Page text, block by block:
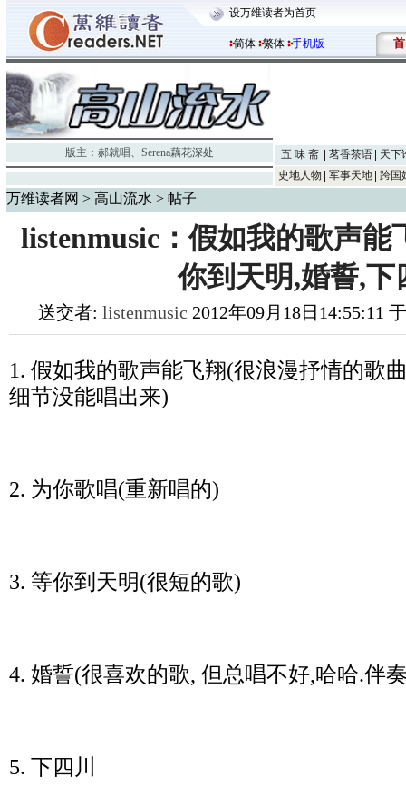
设万维读者为首页
简体 繁体 手机版 首
版主： 郝就唱、 Serena藕花深处 五 味 斋 茗香茶语
天下
史地人物
军事天地 跨国
万维读者网 > 高山流水 > 帖子
listenmusic：假如我的歌声能
你到天明,婚誓,下
送交者: listenmusic 2012年09月18日14:55:11
1. 假如我的歌声能飞翔(很浪漫抒情的歌
细节没能唱出来)
2. 为你歌唱(重新唱的)
3. 等你到天明(很短的歌)
4. 婚誓(很喜欢的歌, 但总唱不好,哈哈.伴
5. 下四川